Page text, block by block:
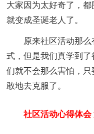
大家因为太好奇了，
就变成圣诞老人了。
原来社区活动那么
式，但是我们真学到
们就不会那么害怕，
敢地去克服了。
社区活动心得体会